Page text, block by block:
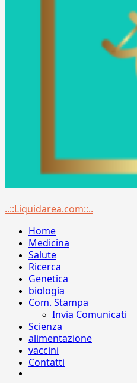
Menu
..::Liquidarea.com::..
Home
Medicina
Salute
Ricerca
Genetica
biologia
Com. Stampa
Invia Comunicati
Scienza
alimentazione
vaccini
Contatti